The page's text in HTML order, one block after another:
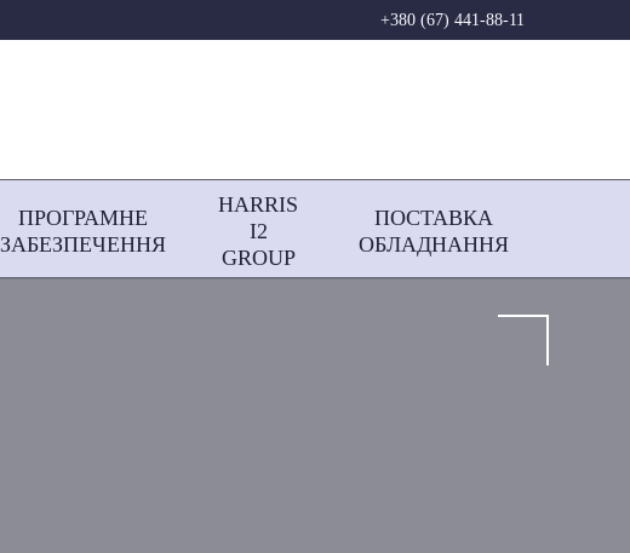
+380 (67) 441-88-11
ПРОГРАМНЕ
ЗАБЕЗПЕЧЕННЯ
HARRIS
І2
GROUP
ПОСТАВКА
ОБЛАДНАННЯ